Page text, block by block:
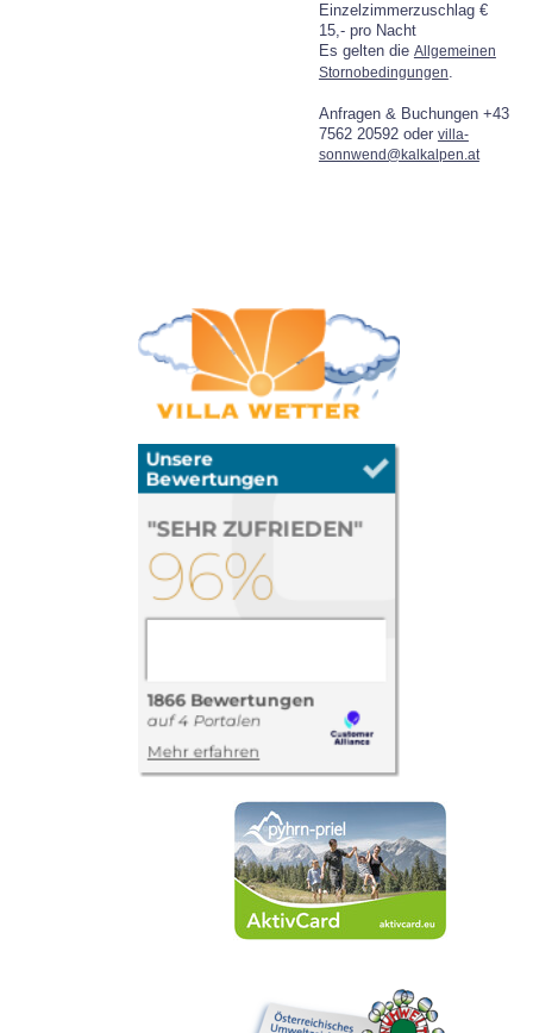
Einzelzimmerzuschlag €
15,- pro Nacht
Es gelten die Allgemeinen
Stornobedingungen.
Anfragen & Buchungen +43
7562 20592 oder villa-
sonnwend@kalkalpen.at